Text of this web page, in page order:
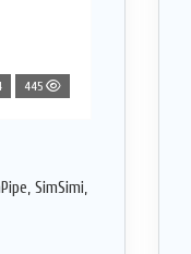
445
SimSimi,